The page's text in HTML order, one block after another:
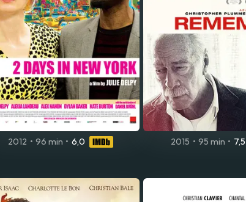
2012 • 96 min • 6,0 2015 • 95 min • 7,5